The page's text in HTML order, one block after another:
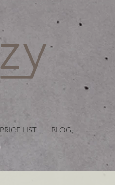
京都・四条 烏丸の美容室・美容院【Creww KYOTO (クルー)】【cozy creww(コー
PRICE LIST BLOG